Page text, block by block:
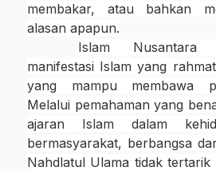
membakar, atau bahkan
alasan apapun.
Islam Nusantara
manifestasi Islam yang
yang mampu membawa
Melalui pemahaman yang
ajaran Islam dalam
bermasyarakat, berbangsa
Nahdlatul Ulama tidak tertarik